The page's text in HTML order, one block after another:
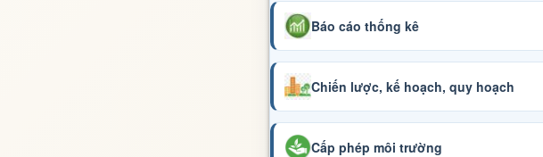
Báo cáo thống kê
Chiến lược, kế hoạch, quy hoạch
Cấp phép môi trường